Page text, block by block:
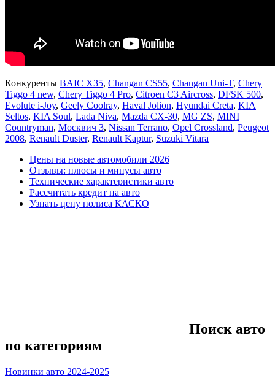
Конкуренты BAIC X35, Changan CS55, Changan Uni-T, Chery
Tiggo 4 new, Chery Tiggo 4 Pro, Citroen C3 Aircross, DFSK 500,
Evolute i-Joy, Geely Coolray, Haval Jolion, Hyundai Creta, KIA
Seltos, KIA Soul, Lada Niva, Mazda CX-30, MG ZS, MINI
Countryman, Москвич 3, Nissan Terrano, Opel Crossland, Peugeot
2008, Renault Duster, Renault Kaptur, Suzuki Vitara
Цены на новые автомобили 2026
Отзывы: плюсы и минусы авто
Технические характеристики авто
Рассчитать кредит на авто
Узнать цену полиса КАСКО
Поиск авто
по категориям
Новинки авто 2024-2025